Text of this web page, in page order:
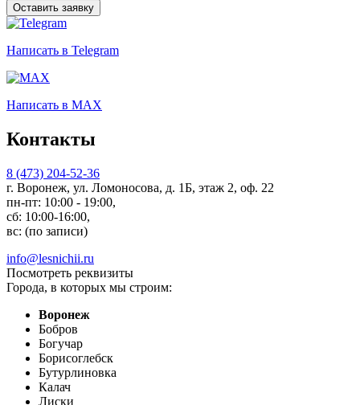
Оставить заявку
Написать в Telegram
Написать в MAX
Контакты
8 (473) 204-52-36
г. Воронеж, ул. Ломоносова, д. 1Б, этаж 2, оф. 22
пн-пт: 10:00 - 19:00,
сб: 10:00-16:00,
вс: (по записи)
info@lesnichii.ru
Посмотреть реквизиты
Города, в которых мы строим:
Воронеж
Бобров
Богучар
Борисоглебск
Бутурлиновка
Калач
Лиски